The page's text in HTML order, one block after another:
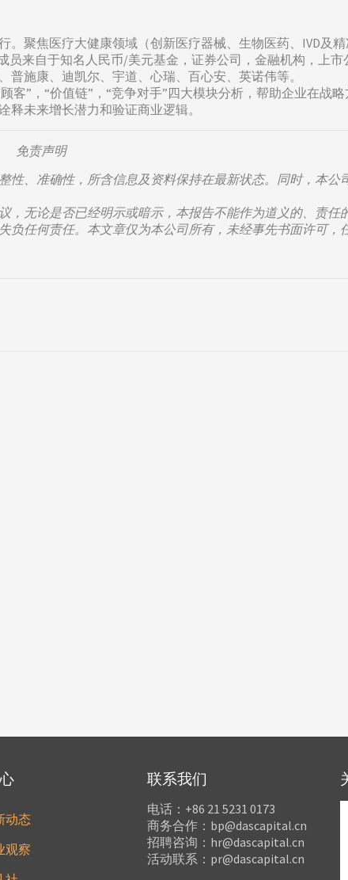
聚焦医疗大健康领域（创新医疗器械、生物医药、IVD及
来自于知名人民币/美元基金，证券公司，金融机构，上
施康、迪凯尔、宇道、心瑞、百心安、英诺伟等。
”，“价值链”，“竞争对手”四大模块分析，帮助企业在战
未来增长潜力和验证商业逻辑。
免责声明
、准确性，所含信息及资料保持在最新状态。同时，本公
无论是否已经明示或暗示，本报告不能作为道义的、责任
任何责任。本文章仅为本公司所有，未经事先书面许可，
动态
观察
联系我们
电话：+86 21 5231 0173
商务合作：bp@dascapital.cn
招聘咨询：hr@dascapital.cn
活动联系：pr@dascapital.cn